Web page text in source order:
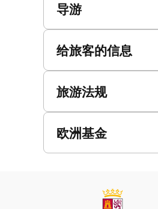
导游
给旅客的信息
旅游法规
欧洲基金